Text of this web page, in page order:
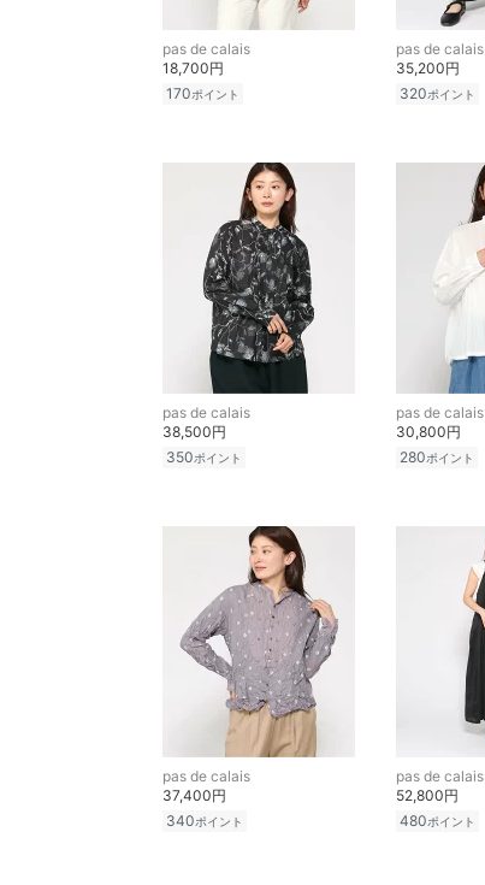
pas de calais
18,700円
170ポイント
pas de calais
35,200円
320ポイント
pas de calais
38,500円
350ポイント
pas de calais
30,800円
280ポイント
pas de calais
37,400円
340ポイント
pas de calais
52,800円
480ポイント